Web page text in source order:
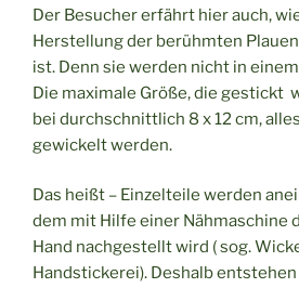
Der Besucher erfährt hier auch,
Herstellung der berühmten
ist. Denn sie werden nicht in
Die maximale Größe, die gestickt
bei durchschnittlich 8 x 12 cm,
gewickelt werden.
Das heißt – Einzelteile werden
dem mit Hilfe einer Nähmaschine
Hand nachgestellt wird ( sog.
Handstickerei). Deshalb